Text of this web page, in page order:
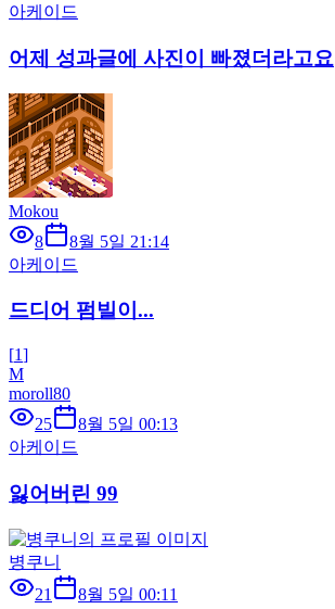
아케이드
어제 성과글에 사진이 빠졌더라고요
Mokou
8
8월 5일 21:14
아케이드
드디어 펌빌이...
[1]
M
moroll80
25
8월 5일 00:13
아케이드
잃어버린 99
병쿠니
21
8월 5일 00:11